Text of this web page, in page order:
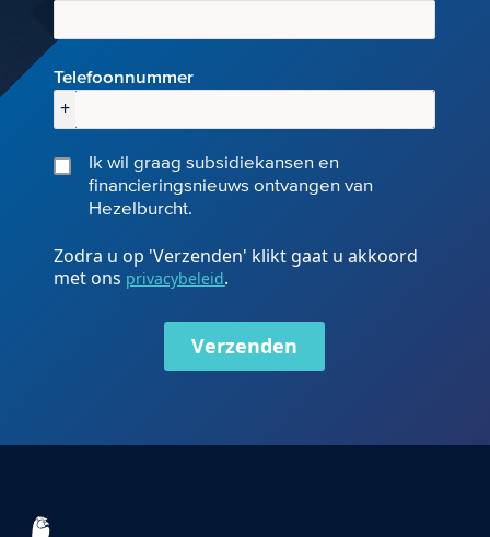
Telefoonnummer
+
Ik wil graag subsidiekansen en
financieringsnieuws ontvangen van
Hezelburcht.
Zodra u op 'Verzenden' klikt gaat u akkoord
met ons privacybeleid.
Verzenden